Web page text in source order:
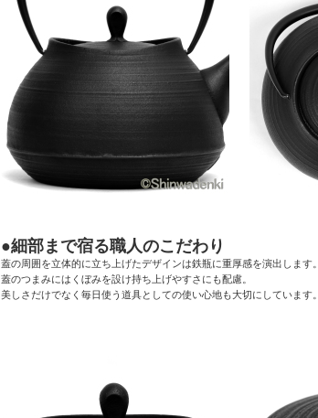
●細部まで宿る職人のこだわり
蓋の周囲を立体的に立ち上げたデザインは鉄瓶に重厚感を演出します。
蓋のつまみにはくぼみを設け持ち上げやすさにも配慮。
美しさだけでなく毎日使う道具としての使い心地も大切にしています。